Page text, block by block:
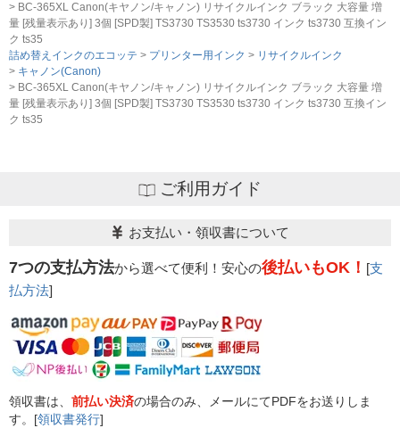
BC-365XL Canon(キヤノン/キャノン) リサイクルインク ブラック 大容量 増
量 [残量表示あり] 3個 [SPD製] TS3730 TS3530 ts3730 インク ts3730 互換イン
ク ts35
詰め替えインクのエコッテ
プリンター用インク
リサイクルインク
キャノン(Canon)
BC-365XL Canon(キヤノン/キャノン) リサイクルインク ブラック 大容量 増
量 [残量表示あり] 3個 [SPD製] TS3730 TS3530 ts3730 インク ts3730 互換イン
ク ts35
ご利用ガイド
お支払い・領収書について
7つの支払方法から選べて便利！安心の後払いもOK！ [支
払方法]
領収書は、 前払い決済の場合のみ、メールにてPDFをお送りしま
す。[領収書発行]